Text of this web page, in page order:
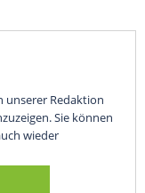
unserer Redaktion
Sie können
wieder